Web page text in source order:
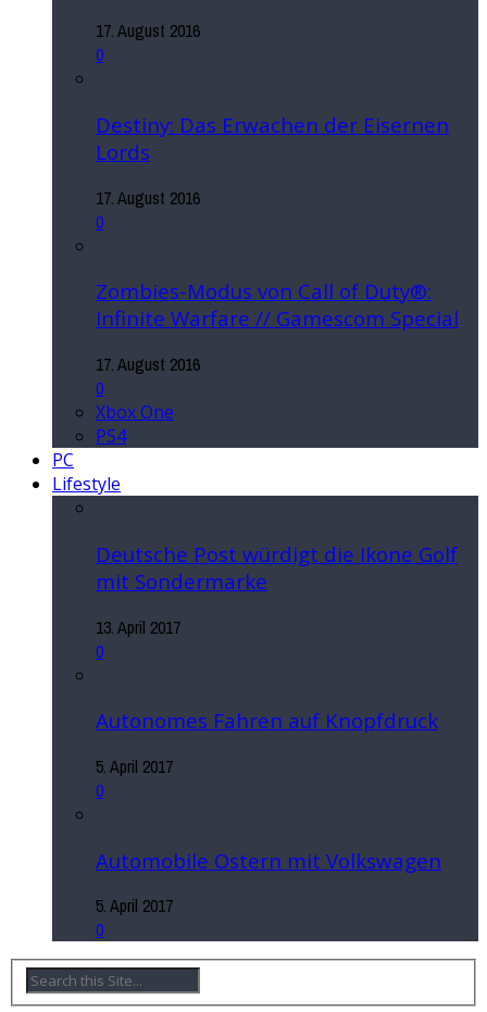
17. August 2016
0
Destiny: Das Erwachen der Eisernen
Lords
17. August 2016
0
Zombies-Modus von Call of Duty®:
Infinite Warfare // Gamescom Special
17. August 2016
0
Xbox One
PS4
PC
Lifestyle
Deutsche Post würdigt die Ikone Golf
mit Sondermarke
13. April 2017
0
Autonomes Fahren auf Knopfdruck
5. April 2017
0
Automobile Ostern mit Volkswagen
5. April 2017
0